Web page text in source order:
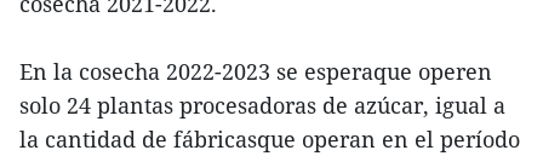
En la cosecha 2022-2023 se esperaque operen
solo 24 plantas procesadoras de azúcar, igual a
la cantidad de fábricasque operan en el período